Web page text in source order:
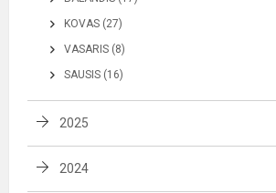
KOVAS (27)
VASARIS (8)
SAUSIS (16)
2025
2024